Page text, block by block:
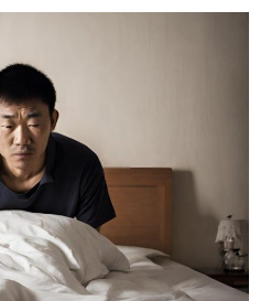
睡
治
疗
方
法